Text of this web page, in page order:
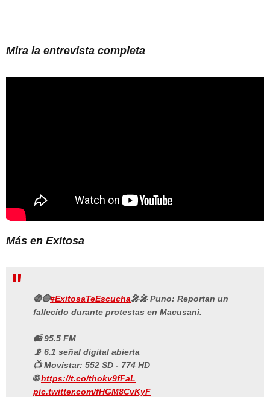
Mira la entrevista completa
Más en Exitosa
🔴🔵#ExitosaTeEscucha🎤🎤 Puno: Reportan un
fallecido durante protestas en Macusani.
📻 95.5 FM
📡 6.1 señal digital abierta
📺 Movistar: 552 SD - 774 HD
🌐https://t.co/thokv9fFaL
pic.twitter.com/fHGM8CvKyF